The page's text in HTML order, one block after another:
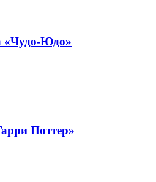
«Чудо-Юдо»
Поттер»